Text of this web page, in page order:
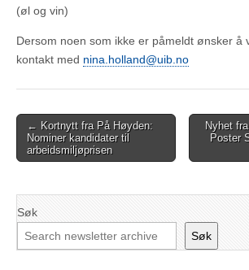
(øl og vin)
Dersom noen som ikke er påmeldt ønsker å
kontakt med nina.holland@uib.no
Post
navigation
← Kortnytt fra På Høyden:
Nominer kandidater til
arbeidsmiljøprisen
Nyhet
Poster
Søk
Søk